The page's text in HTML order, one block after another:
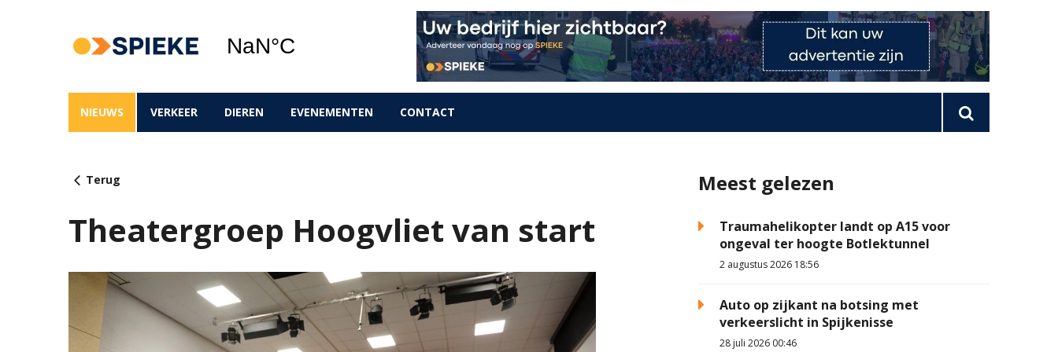
NIEUWS VERKEER DIEREN EVENEMENTEN CONTACT
Terug
Theatergroep Hoogvliet van start
Meest gelezen
Traumahelikopter landt op A15 voor
ongeval ter hoogte Botlektunnel
2 augustus 2026 18:56
Auto op zijkant na botsing met
verkeerslicht in Spijkenisse
28 juli 2026 00:46